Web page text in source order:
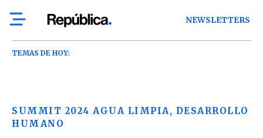
NEWSLETTERS
TEMAS DE HOY:
SUMMIT 2024 AGUA LIMPIA, DESARROLLO
HUMANO